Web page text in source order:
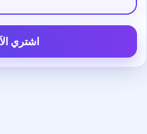
اشتري